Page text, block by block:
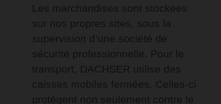
Les marchandises sont stockées
sur nos propres sites, sous la
supervision d’une société de
sécurité professionnelle. Pour le
transport, DACHSER utilise des
caisses mobiles fermées. Celles-ci
protègent non seulement contre le